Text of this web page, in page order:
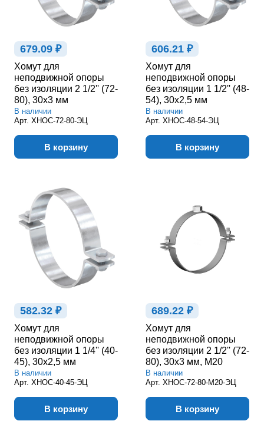
679.09 ₽
Хомут для
неподвижной опоры
без изоляции 2 1/2'' (72-
80), 30х3 мм
В наличии
Арт. ХНОС-72-80-ЭЦ
В корзину
606.21 ₽
Хомут для
неподвижной опоры
без изоляции 1 1/2'' (48-
54), 30х2,5 мм
В наличии
Арт. ХНОС-48-54-ЭЦ
В корзину
582.32 ₽
Хомут для
неподвижной опоры
без изоляции 1 1/4'' (40-
45), 30х2,5 мм
В наличии
Арт. ХНОС-40-45-ЭЦ
В корзину
689.22 ₽
Хомут для
неподвижной опоры
без изоляции 2 1/2'' (72-
80), 30х3 мм, М20
В наличии
Арт. ХНОС-72-80-М20-ЭЦ
В корзину